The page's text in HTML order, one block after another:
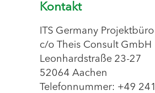
Kontakt
ITS Germany Projektbüro
c/o Theis Consult GmbH
Leonhardstraße 23-27
52064 Aachen
Telefonnummer: +49 241